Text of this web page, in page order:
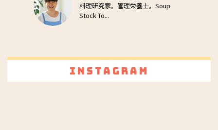
料理研究家。管理栄養士。Soup
Stock To...
Instagram